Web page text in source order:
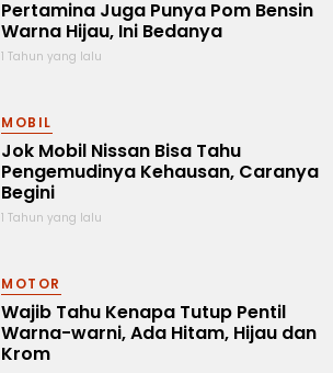
Pertamina Juga Punya Pom Bensin
Warna Hijau, Ini Bedanya
1 Tahun yang lalu
MOBIL
Jok Mobil Nissan Bisa Tahu
Pengemudinya Kehausan, Caranya
Begini
1 Tahun yang lalu
MOTOR
Wajib Tahu Kenapa Tutup Pentil
Warna-warni, Ada Hitam, Hijau dan
Krom